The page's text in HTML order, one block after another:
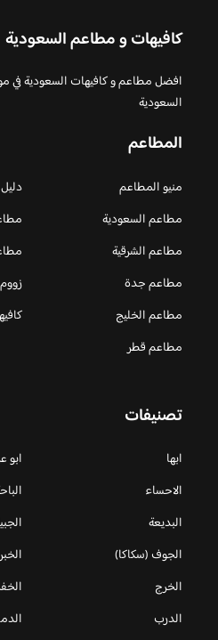
كافيهات و مطاعم السعودية
افضل مطاعم و كافيهات السعودية في
السعودية
المطاعم
منيو المطاعم
مطاعم السعودية
مطاعم الشرقية
مطاعم جدة
مطاعم الخليج
مطاعم قطر
تصنيفات
ابها
ابو
الاحساء
البديعة
الجوف (سكاكا)
الخبر
الخرج
الدرب